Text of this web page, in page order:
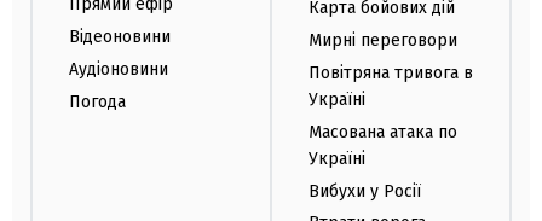
Прямий ефір
Відеоновини
Аудіоновини
Погода
Карта бойових дій
Мирні переговори
Повітряна тривога в
Україні
Масована атака по
Україні
Вибухи у Росії